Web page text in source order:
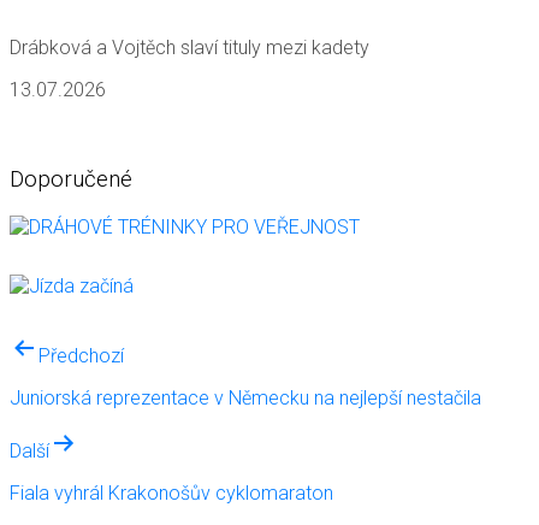
Drábková a Vojtěch slaví tituly mezi kadety
13.07.2026
Doporučené
Navigace
pro
příspěvek
Předchozí
Juniorská reprezentace v Německu na nejlepší nestačila
Další
Fiala vyhrál Krakonošův cyklomaraton